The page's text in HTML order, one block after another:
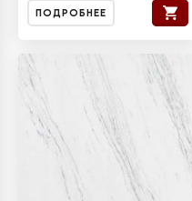
ПОДРОБНЕЕ